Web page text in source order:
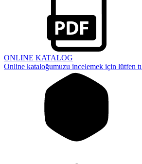
ONLINE KATALOG
Online kataloğumuzu incelemek için lütfen